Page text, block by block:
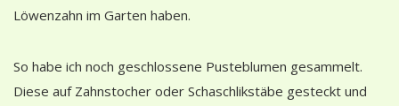
Löwenzahn im Garten haben.
So habe ich noch geschlossene Pusteblumen gesammelt.
Diese auf Zahnstocher oder Schaschlikstäbe gesteckt und